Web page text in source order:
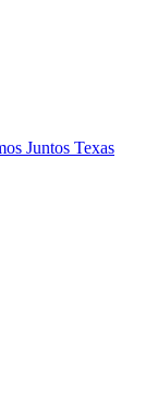
Juntos Texas